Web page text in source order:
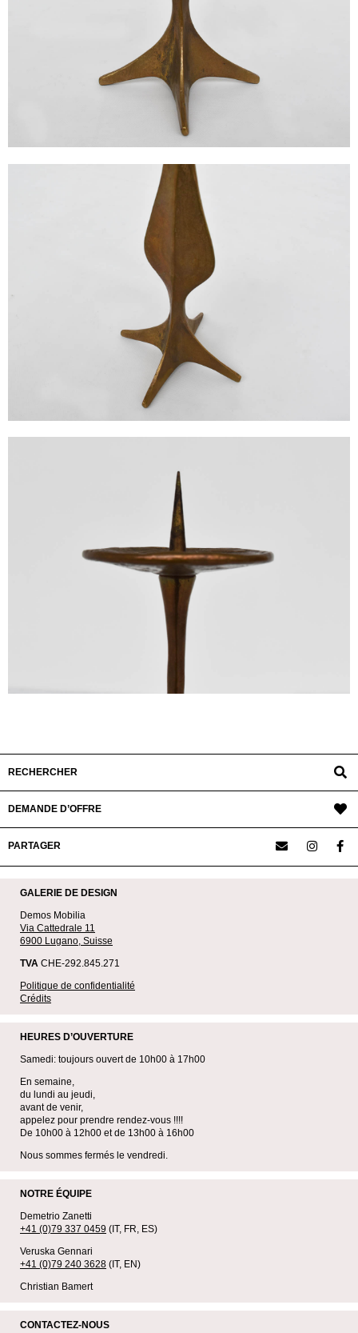
RECHERCHER
DEMANDE D’OFFRE
PARTAGER
GALERIE DE DESIGN
Demos Mobilia
Via Cattedrale 11
6900 Lugano, Suisse
TVA CHE-292.845.271
Politique de confidentialité
Crédits
HEURES D’OUVERTURE
Samedi: toujours ouvert de 10h00 à 17h00
En semaine,
du lundi au jeudi,
avant de venir,
appelez pour prendre rendez-vous !!!!
De 10h00 à 12h00 et de 13h00 à 16h00
Nous sommes fermés le vendredi.
NOTRE ÉQUIPE
Demetrio Zanetti
+41 (0)79 337 0459 (IT, FR, ES)
Veruska Gennari
+41 (0)79 240 3628 (IT, EN)
Christian Bamert
CONTACTEZ-NOUS